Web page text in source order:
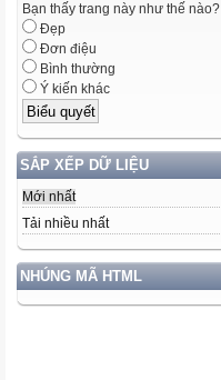
Bạn thấy trang này như thế nào?
Đẹp
Đơn điệu
Bình thường
Ý kiến khác
SẮP XẾP DỮ LIỆU
Mới nhất
Tải nhiều nhất
NHÚNG MÃ HTML